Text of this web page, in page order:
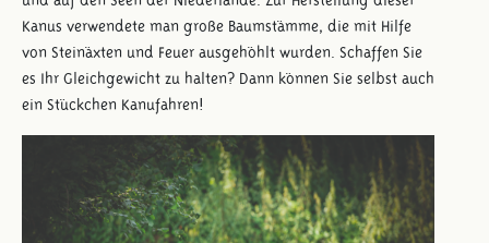
Kanus verwendete man große Baumstämme, die mit Hilfe
von Steinäxten und Feuer ausgehöhlt wurden. Schaffen Sie
es Ihr Gleichgewicht zu halten? Dann können Sie selbst auch
ein Stückchen Kanufahren!